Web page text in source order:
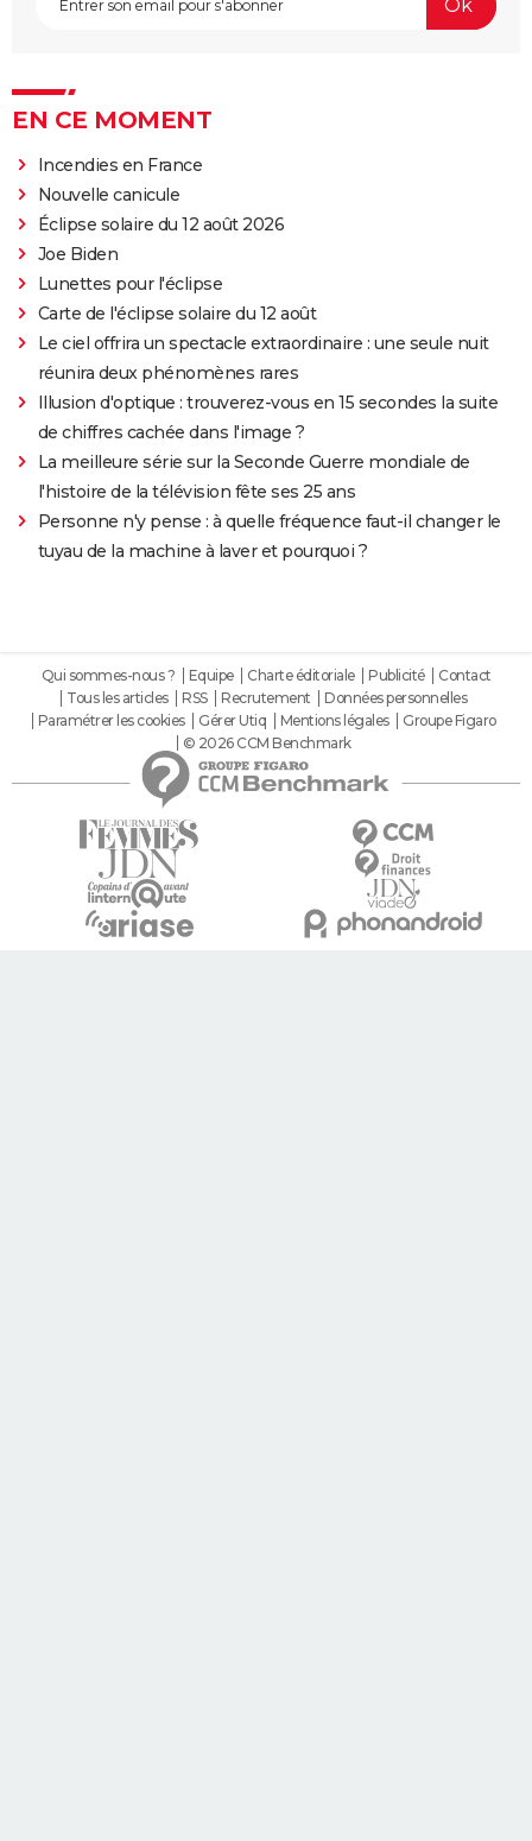
EN CE MOMENT
Incendies en France
Nouvelle canicule
Éclipse solaire du 12 août 2026
Joe Biden
Lunettes pour l'éclipse
Carte de l'éclipse solaire du 12 août
Le ciel offrira un spectacle extraordinaire : une seule nuit
réunira deux phénomènes rares
Illusion d'optique : trouverez-vous en 15 secondes la suite
de chiffres cachée dans l'image ?
La meilleure série sur la Seconde Guerre mondiale de
l'histoire de la télévision fête ses 25 ans
Personne n'y pense : à quelle fréquence faut-il changer le
tuyau de la machine à laver et pourquoi ?
Qui sommes-nous ? Equipe Charte éditoriale Publicité
Contact
Tous les articles
RSS Recrutement
Données personnelles
Paramétrer les cookies
Gérer Utiq Mentions légales
Groupe Figaro
© 2026 CCM Benchmark